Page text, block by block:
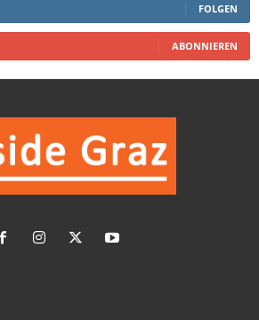
FOLGEN
ABONNIEREN